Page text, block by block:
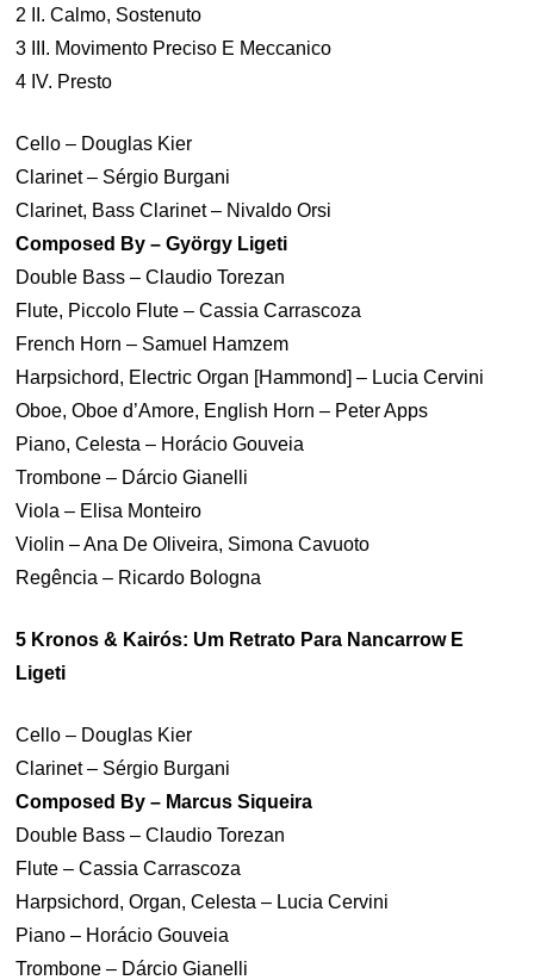
2 II. Calmo, Sostenuto
3 III. Movimento Preciso E Meccanico
4 IV. Presto
Cello – Douglas Kier
Clarinet – Sérgio Burgani
Clarinet, Bass Clarinet – Nivaldo Orsi
Composed By – György Ligeti
Double Bass – Claudio Torezan
Flute, Piccolo Flute – Cassia Carrascoza
French Horn – Samuel Hamzem
Harpsichord, Electric Organ [Hammond] – Lucia Cervini
Oboe, Oboe d’Amore, English Horn – Peter Apps
Piano, Celesta – Horácio Gouveia
Trombone – Dárcio Gianelli
Viola – Elisa Monteiro
Violin – Ana De Oliveira, Simona Cavuoto
Regência – Ricardo Bologna
5 Kronos & Kairós: Um Retrato Para Nancarrow E
Ligeti
Cello – Douglas Kier
Clarinet – Sérgio Burgani
Composed By – Marcus Siqueira
Double Bass – Claudio Torezan
Flute – Cassia Carrascoza
Harpsichord, Organ, Celesta – Lucia Cervini
Piano – Horácio Gouveia
Trombone – Dárcio Gianelli